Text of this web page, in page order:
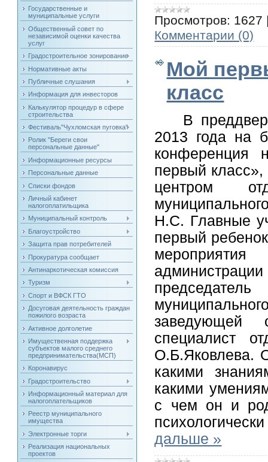
Государственные и
муниципальные услуги
Общественный совет по
независимой оценки качества
услуг
Градостроительное зонирование
Нормативные акты
Публичные слушания
Информация для инвесторов
Калькулятор процедур в сфере
строительства
Фестиваль"Чухломская пуговка"
Ролик "Береги свои
персональные данные"
Информационные ресурсы
Персональные данные
Списки фондов
Личный кабинет
налогоплатильщика
Муниципальный контроль
Благоустройство
Защита прав потребителей
Прокуратура сообщает
Антинаркотическая комиссия
Туризм
Спорт и ВФСК ГТО
Досуговая деятельность граждан
пожилого возраста
Активное долголетие
Имущественная поддержка
субъектов малого среднего
предпринимательства(МСП)
Коронавирус
Градостроительство
Информационный материал для
налогоплательщиков
Реестр муниципального
имущества
Электронные торги
Реализация национальных
проектов
Просмотров: 1627
Комментарии (0)
Мой
класс
В
2013 года на
конференция
первый класс»,
центром
Н.С. Главные
первый
мероприятия
заведующей
специалист
О.Б.Яковлева.
какими
какими
с чем он и
дальше »